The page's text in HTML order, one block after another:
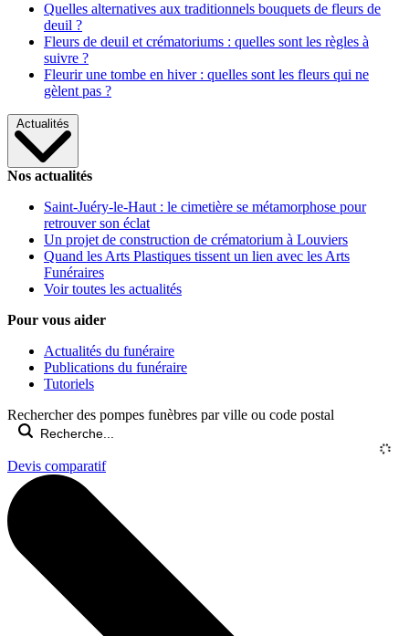
Quelles alternatives aux traditionnels bouquets de fleurs de
deuil ?
Fleurs de deuil et crématoriums : quelles sont les règles à
suivre ?
Fleurir une tombe en hiver : quelles sont les fleurs qui ne
gèlent pas ?
Actualités
Nos actualités
Saint-Juéry-le-Haut : le cimetière se métamorphose pour
retrouver son éclat
Un projet de construction de crématorium à Louviers
Quand les Arts Plastiques tissent un lien avec les Arts
Funéraires
Voir toutes les actualités
Pour vous aider
Actualités du funéraire
Publications du funéraire
Tutoriels
Rechercher des pompes funèbres par ville ou code postal
Devis comparatif